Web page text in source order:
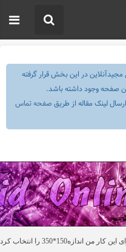
در این بخش قرار گرفته
صفحه وجود داشته باشد.
لینک مقاله از طریق صفحه تماس
را انتخاب کرده ام .